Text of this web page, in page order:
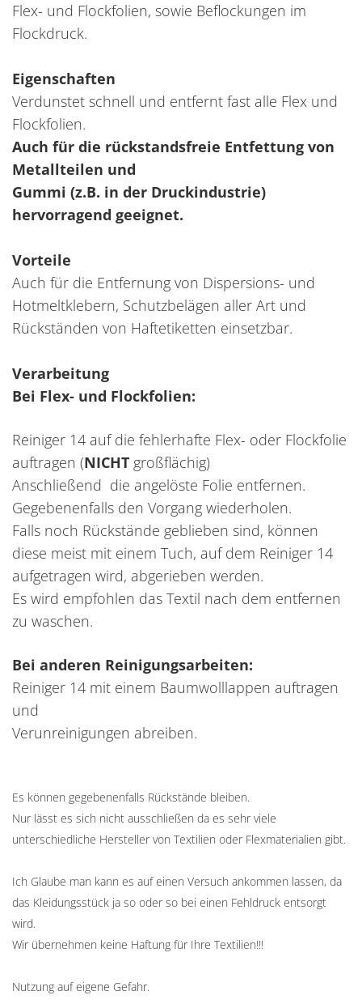
Flex- und Flockfolien, sowie Beflockungen im
Flockdruck.
Eigenschaften
Verdunstet schnell und entfernt fast alle Flex und
Flockfolien.
Auch für die rückstandsfreie Entfettung von
Metallteilen und
Gummi (z.B. in der Druckindustrie)
hervorragend geeignet.
Vorteile
Auch für die Entfernung von Dispersions- und
Hotmeltklebern, Schutzbelägen aller Art und
Rückständen von Haftetiketten einsetzbar.
Verarbeitung
Bei Flex- und Flockfolien:
Reiniger 14 auf die fehlerhafte Flex- oder Flockfolie
auftragen (NICHT großflächig)
Anschließend die angelöste Folie entfernen.
Gegebenenfalls den Vorgang wiederholen.
Falls noch Rückstände geblieben sind, können
diese meist mit einem Tuch, auf dem Reiniger 14
aufgetragen wird, abgerieben werden.
Es wird empfohlen das Textil nach dem entfernen
zu waschen.
Bei anderen Reinigungsarbeiten:
Reiniger 14 mit einem Baumwolllappen auftragen
und
Verunreinigungen abreiben.
Es können gegebenenfalls Rückstände bleiben.
Nur lässt es sich nicht ausschließen da es sehr viele
unterschiedliche Hersteller von Textilien oder Flexmaterialien gibt.
Ich Glaube man kann es auf einen Versuch ankommen lassen, da
das Kleidungsstück ja so oder so bei einen Fehldruck entsorgt
wird.
Wir übernehmen keine Haftung für Ihre Textilien!!!
Nutzung auf eigene Gefahr.